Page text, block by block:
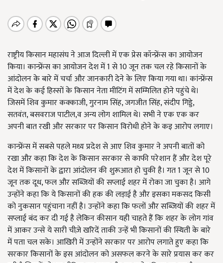
राष्ट्रीय किसान महासंघ ने आज दिल्ली में एक प्रेस कॉन्फ्रेंस का आयोजन
किया। कान्फ्रेंस का आयोजन देश में 1 से 10 जून तक चल रहे किसानों के
आंदोलन के बारे में चर्चा और जानकारी देने के लिए किया गया था। कांन्फ्रेंस
में देश के कई हिस्सों के किसान नेता मीटिंग में सम्मिलित होने पहुंचे थे।
जिसमें शिव कुमार कक्काजी, गुरनाम सिंह, जगजीत सिंह, संदीप गिड्डे,
सतवंत, बसवराज पाटील,व अन्य लोग शामिल थे। सभी ने एक एक कर
अपनी बात रखी और सरकार पर किसान विरोधी होने के कइ आरोप लगाए।
कान्फ्रेंस में सबसे पहले मध्य प्रदेश से आए शिव कुमार ने अपनी बातों को
रखा और कहा कि देश के किसान सरकार से काफी परेशान हैं और देश पूरे
देश में किसानों के द्वारा आंदोलन की शुरूआत हो चुकी है। गत 1 जून से 10
जून तक दूध, फल और सब्जियों की सप्लाई शहर में रोका जा चुका है। आगे
उन्होंने कहा कि ये किसानों की हक की लड़ाई है और इसका मकसद किसी
को नुकसान पहुंचाना नहीं है। उन्होंने कहा कि फलों और सब्जियों की शहर में
सप्लाई बंद कर दी गई है लेकिन कीसान यही चाहते हैं कि शहर के लोग गांव
में आकर उन्से ये सारी चीज़े खरिदें ताकी उन्हें भी किसानों की स्थिती के बारे
में पता चल सके। आखिरी में उन्होंने सरकार पर आरोप लगाते हुए कहा कि
सरकार किसानों के इस आंदोलन को असफल करने के सारे प्रयास कर कर